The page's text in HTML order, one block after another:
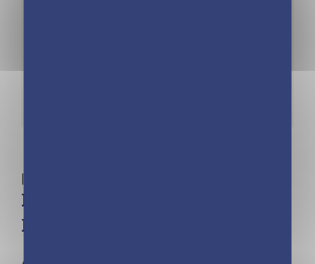
Magie des pierres – Courage
Lapis-Lazuli